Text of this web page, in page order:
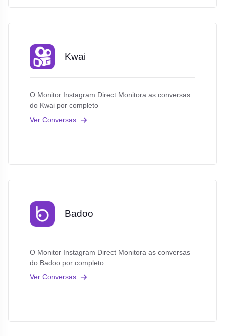
Kwai
O Monitor Instagram Direct Monitora as conversas
do Kwai por completo
Ver Conversas
Badoo
O Monitor Instagram Direct Monitora as conversas
do Badoo por completo
Ver Conversas